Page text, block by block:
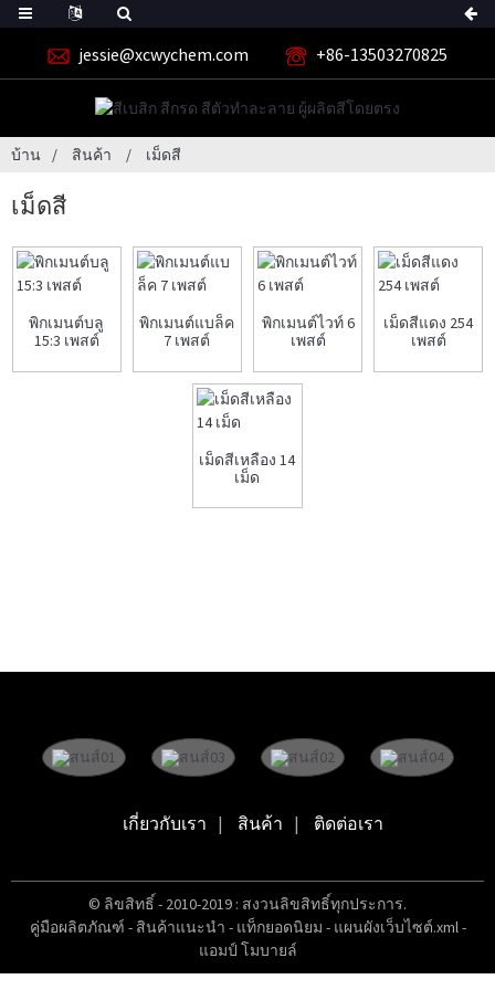
jessie@xcwychem.com +86-13503270825
บ้าน สินค้า เม็ดสี
เม็ดสี
พิกเมนต์บลู
15:3 เพสต์
พิกเมนต์แบล็ค
7 เพสต์
พิกเมนต์ไวท์ 6
เพสต์
เม็ดสีแดง 254
เพสต์
เม็ดสีเหลือง 14
เม็ด
เกี่ยวกับเรา สินค้า ติดต่อเรา
© ลิขสิทธิ์ - 2010-2019 : สงวนลิขสิทธิ์ทุกประการ.
คู่มือผลิตภัณฑ์ - สินค้าแนะนำ - แท็กยอดนิยม - แผนผังเว็บไซต์.xml-
แอมป์ โมบายล์